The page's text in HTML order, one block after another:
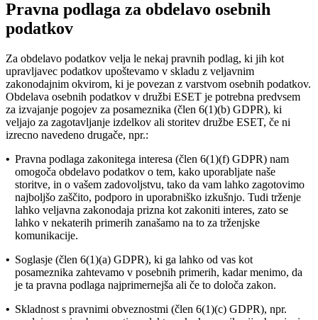
Pravna podlaga za obdelavo osebnih
podatkov
Za obdelavo podatkov velja le nekaj pravnih podlag, ki jih kot
upravljavec podatkov upoštevamo v skladu z veljavnim
zakonodajnim okvirom, ki je povezan z varstvom osebnih podatkov.
Obdelava osebnih podatkov v družbi ESET je potrebna predvsem
za izvajanje pogojev za posameznika (člen 6(1)(b) GDPR), ki
veljajo za zagotavljanje izdelkov ali storitev družbe ESET, če ni
izrecno navedeno drugače, npr.:
• Pravna podlaga zakonitega interesa (člen 6(1)(f) GDPR) nam
omogoča obdelavo podatkov o tem, kako uporabljate naše
storitve, in o vašem zadovoljstvu, tako da vam lahko zagotovimo
najboljšo zaščito, podporo in uporabniško izkušnjo. Tudi trženje
lahko veljavna zakonodaja prizna kot zakoniti interes, zato se
lahko v nekaterih primerih zanašamo na to za trženjske
komunikacije.
• Soglasje (člen 6(1)(a) GDPR), ki ga lahko od vas kot
posameznika zahtevamo v posebnih primerih, kadar menimo, da
je ta pravna podlaga najprimernejša ali če to določa zakon.
• Skladnost s pravnimi obveznostmi (člen 6(1)(c) GDPR), npr.